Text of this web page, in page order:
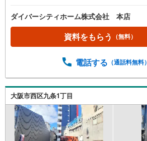
ダイバーシティホーム株式会社 本店
資料をもらう （無料）
電話する （通話料無料）
大阪市西区九条1丁目